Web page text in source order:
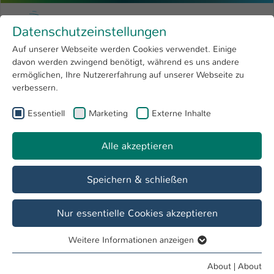
Menu
Research 4
Open submenu
University
International
Skip to main content
University of Applied Sciences
You are here: Informatik und Mikrosystemtechnik
Fachbereich
Overview Fachbereich
Bachelor Studiengänge
Angewandte Informatik
Datenschutzeinstellungen
Auf unserer Webseite werden Cookies verwendet. Einige
davon werden zwingend benötigt, während es uns andere
ermöglichen, Ihre Nutzererfahrung auf unserer Webseite zu
verbessern.
Essentiell Marketing Externe Inhalte
Alle akzeptieren
Speichern & schließen
Nur essentielle Cookies akzeptieren
Essentielle Cookies werden für grundlegende Funktionen
Weitere Informationen anzeigen
About | About